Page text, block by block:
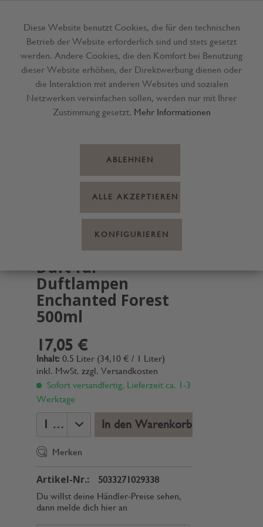
Menü
Duft für
Duftlampen
Enchanted Forest
500ml
17,05 €
Inhalt: 0.5 Liter (34,10 € / 1 Liter)
inkl. MwSt. zzgl. Versandkosten
Sofort versandfertig, Lieferzeit ca. 1-3
Werktage
In den Warenkorb
Merken
Artikel-Nr.:
5033271029338
Du willst deine Händler-Preise sehen,
dann melde dich hier an
Diese Website benutzt Cookies, die für den technischen
Betrieb der Website erforderlich sind und stets gesetzt
werden. Andere Cookies, die den Komfort bei Benutzung
dieser Website erhöhen, der Direktwerbung dienen oder
die Interaktion mit anderen Websites und sozialen
Netzwerken vereinfachen sollen, werden nur mit Ihrer
Zustimmung gesetzt. Mehr Informationen
ABLEHNEN
ALLE AKZEPTIEREN
KONFIGURIEREN